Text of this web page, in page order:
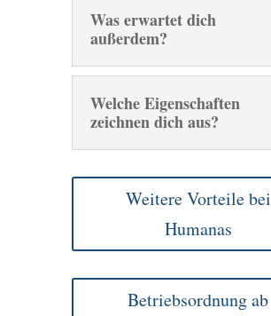
Was erwartet dich
außerdem?
Welche Eigenschaften
zeichnen dich aus?
Weitere Vorteile bei
Humanas
Betriebsordnung ab